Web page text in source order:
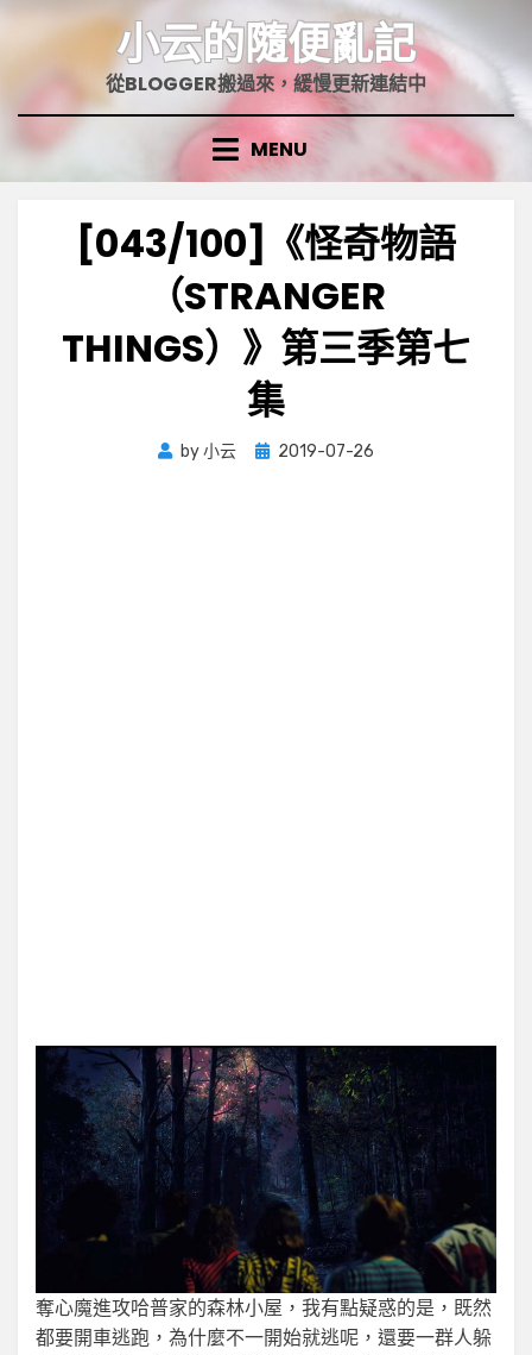
小云的隨便亂記
從BLOGGER搬過來，緩慢更新連結中
MENU
[043/100]《怪奇物語
（STRANGER
THINGS）》第三季第七
集
by小云
Posted
2019-07-26
奪心魔進攻哈普家的森林小屋，我有點疑惑的是，既然
都要開車逃跑，為什麼不一開始就逃呢，還要一群人躲